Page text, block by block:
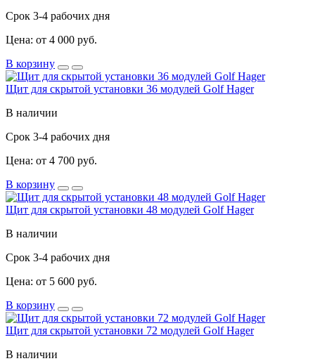
Срок 3-4 рабочих дня
Цена: от 4 000 руб.
В корзину
Щит для скрытой установки 36 модулей Golf Hager
В наличии
Срок 3-4 рабочих дня
Цена: от 4 700 руб.
В корзину
Щит для скрытой установки 48 модулей Golf Hager
В наличии
Срок 3-4 рабочих дня
Цена: от 5 600 руб.
В корзину
Щит для скрытой установки 72 модулей Golf Hager
В наличии